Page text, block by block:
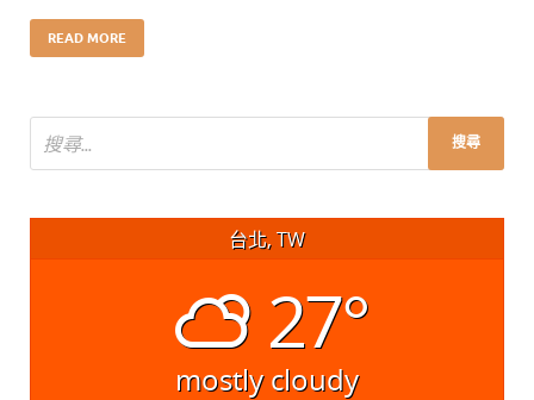
READ MORE
台北, TW
27°
mostly cloudy